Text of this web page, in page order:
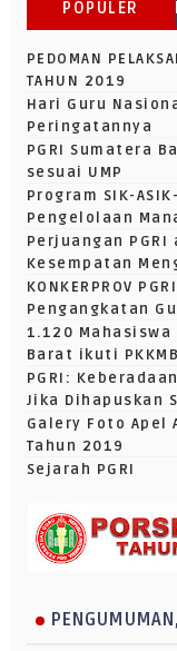
POPULER
PEDOMAN
TAHUN 2019
Hari Guru
Peringatannya
PGRI Sumatera
sesuai UMP
Program SIK-
Pengelolaan
Perjuangan
Kesempatan
KONKERPROV
Pengangkatan
1.120
Barat ikuti PKKMB
PGRI:
Jika Dihapuskan
Galery Foto Apel
Tahun 2019
Sejarah PGRI